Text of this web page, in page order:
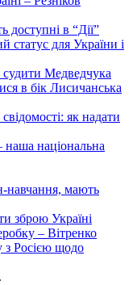
доступні в “Дії”
статус для України і
Медведчука
в бік Лисичанська
як надати
національна
навчання, мають
зброю Україні
– Вітренко
з Росією щодо
.